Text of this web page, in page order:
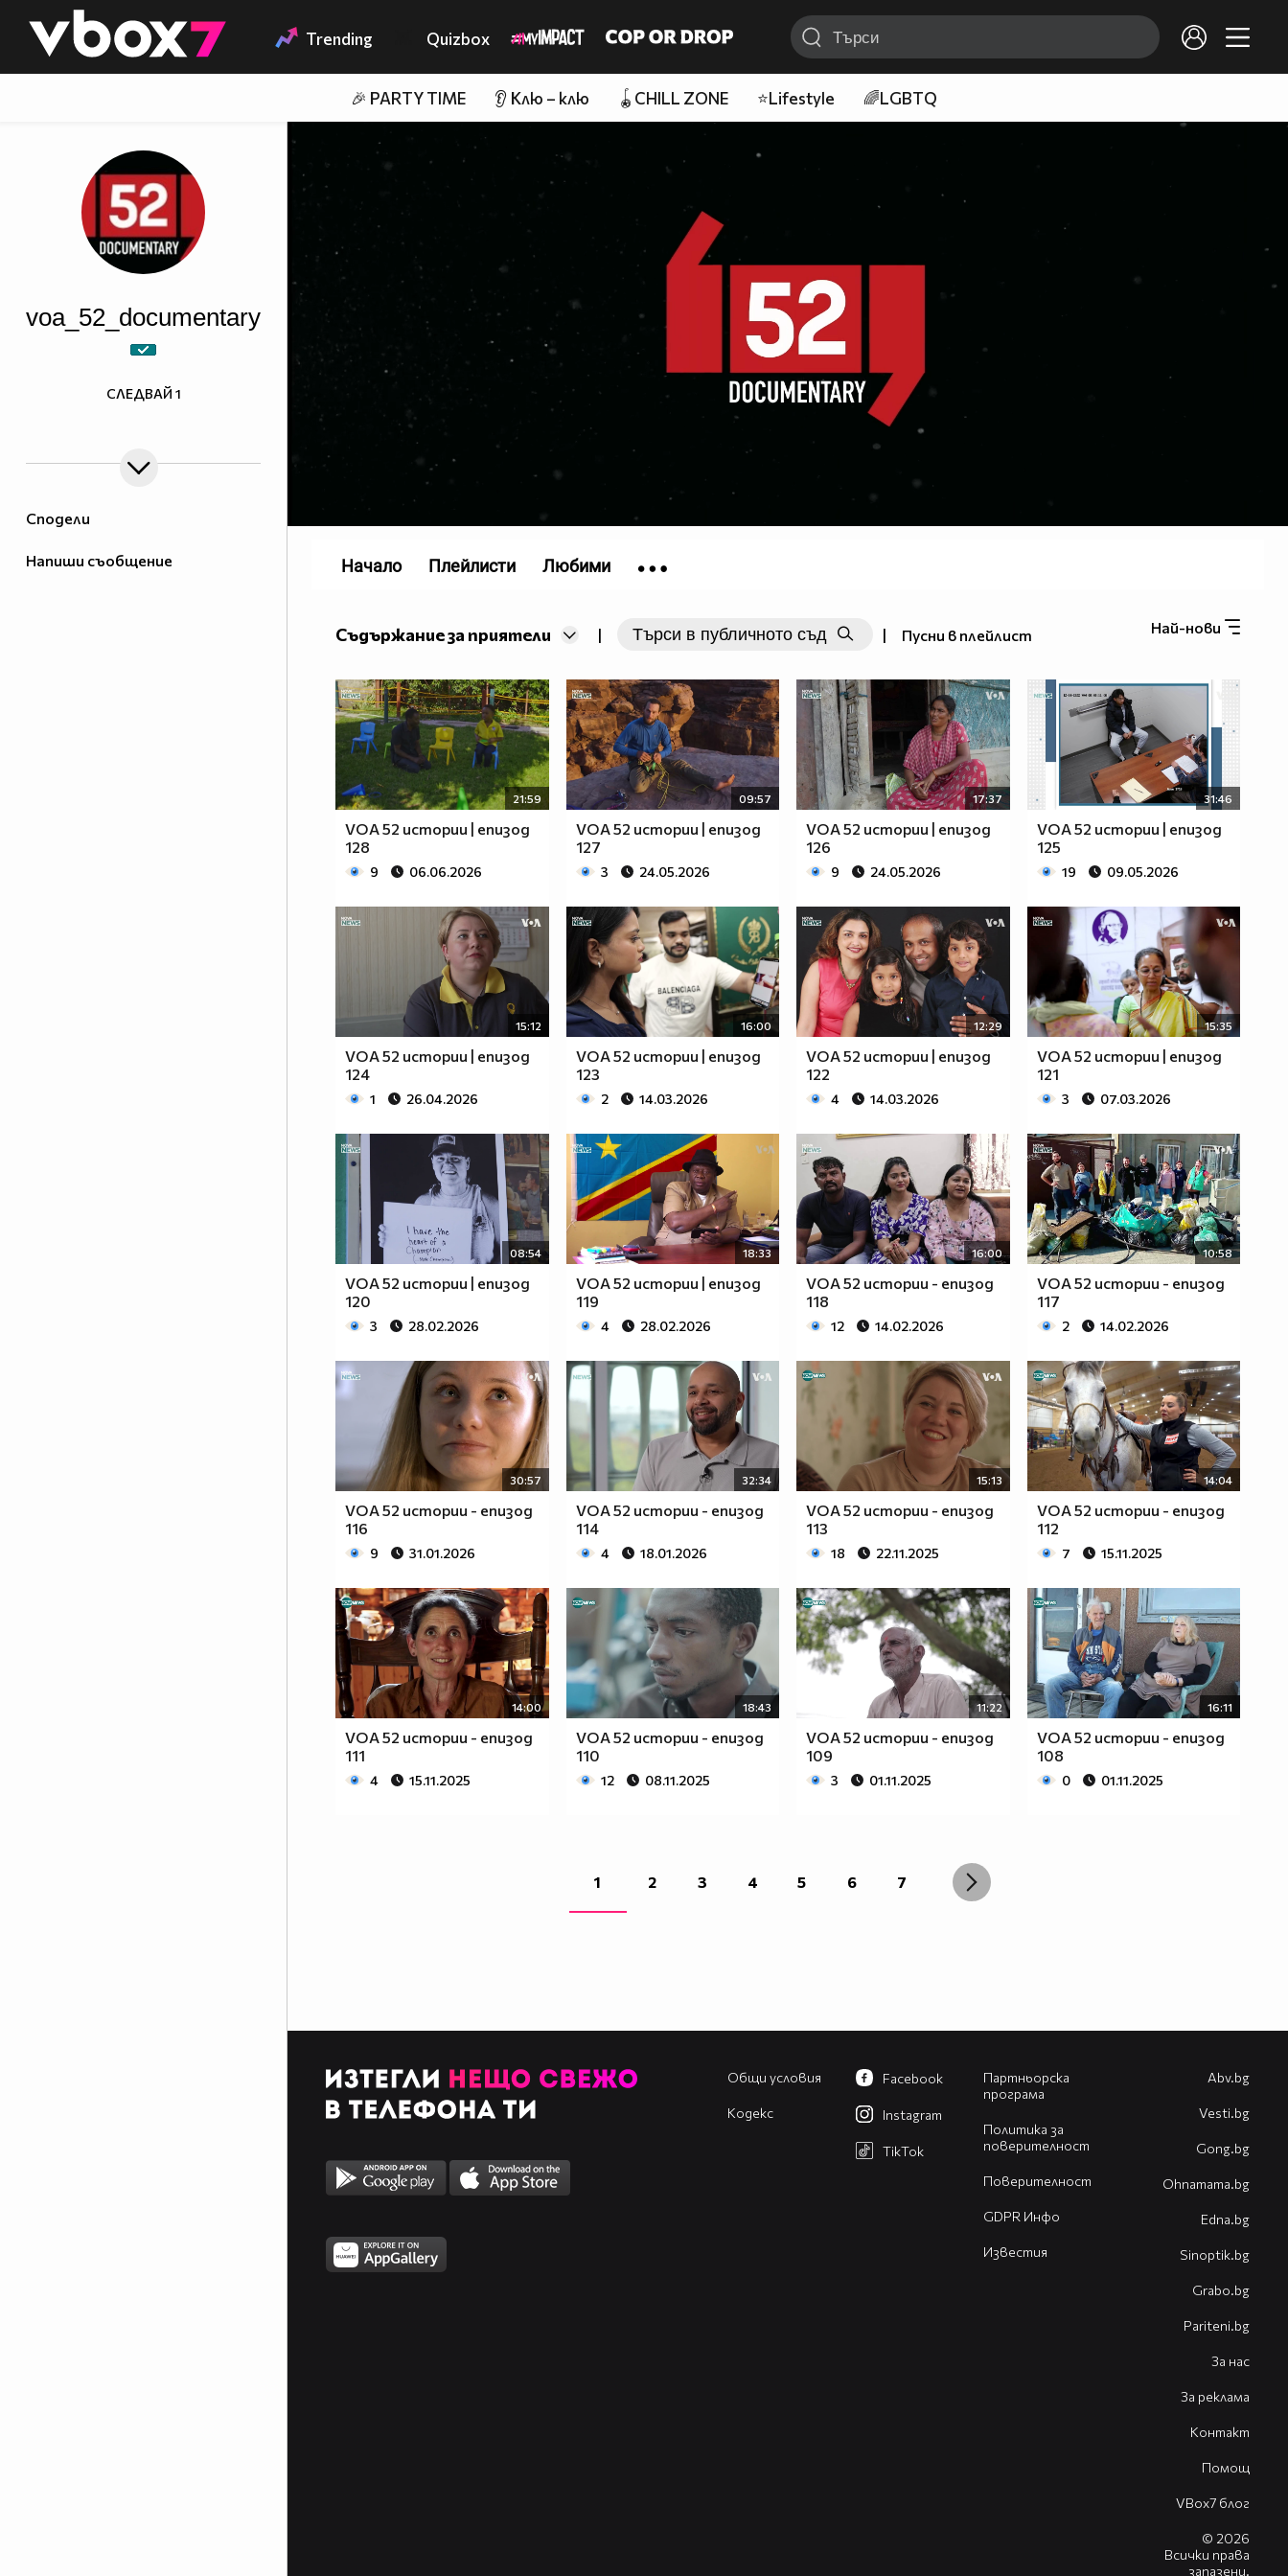
👾 Trending Quizbox
🎉 PARTY TIME 👂 Клю – клю 🪀CHILL ZONE ⭐Lifestyle 🌈LGBTQ
Сподели
Напиши съобщение
voa_52_documentary
СЛЕДВАЙ 1
Най-нови
Съдържание за приятели | | Пусни в плейлист
21:59
VOA 52 истории | епизод
128
9 06.06.2026
09:57
VOA 52 истории | епизод
127
3 24.05.2026
17:37
VOA 52 истории | епизод
126
9 24.05.2026
31:46
VOA 52 истории | епизод
125
19 09.05.2026
15:12
VOA 52 истории | епизод
124
1 26.04.2026
16:00
VOA 52 истории | епизод
123
2 14.03.2026
12:29
VOA 52 истории | епизод
122
4 14.03.2026
15:35
VOA 52 истории | епизод
121
3 07.03.2026
08:54
VOA 52 истории | епизод
120
3 28.02.2026
18:33
VOA 52 истории | епизод
119
4 28.02.2026
16:00
VOA 52 истории - епизод
118
12 14.02.2026
10:58
VOA 52 истории - епизод
117
2 14.02.2026
30:57
VOA 52 истории - епизод
116
9 31.01.2026
32:34
VOA 52 истории - епизод
114
4 18.01.2026
15:13
VOA 52 истории - епизод
113
18 22.11.2025
14:04
VOA 52 истории - епизод
112
7 15.11.2025
14:00
VOA 52 истории - епизод
111
4 15.11.2025
18:43
VOA 52 истории - епизод
110
12 08.11.2025
11:22
VOA 52 истории - епизод
109
3 01.11.2025
16:11
VOA 52 истории - епизод
108
0 01.11.2025
1 2 3 4 5 6 7
Начало Плейлисти Любими
Общи условия
Кодекс
Партньорска
програма
Политика за
поверителност
Поверителност
GDPR Инфо
Известия
Facebook
Instagram
TikTok
Abv.bg
Vesti.bg
Gong.bg
Оhnamama.bg
Edna.bg
Sinoptik.bg
Grabo.bg
Pariteni.bg
За нас
За реклама
Контакт
Помощ
VBox7 блог
© 2026
Всички права
запазени.